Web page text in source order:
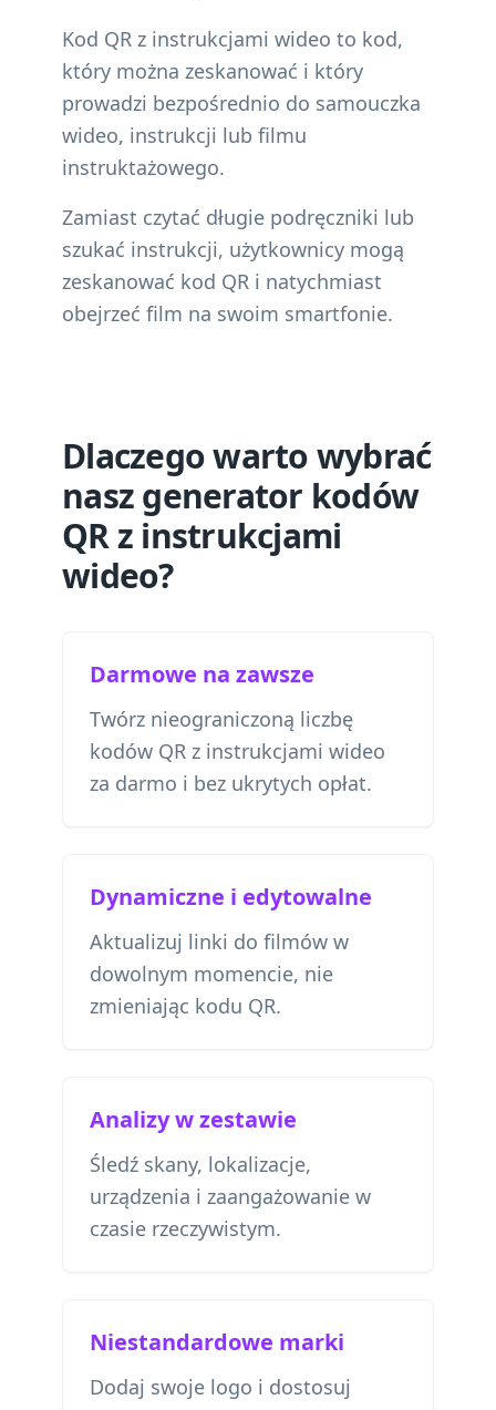
Kod QR z instrukcjami wideo to kod,
który można zeskanować i który
prowadzi bezpośrednio do samouczka
wideo, instrukcji lub filmu
instruktażowego.
Zamiast czytać długie podręczniki lub
szukać instrukcji, użytkownicy mogą
zeskanować kod QR i natychmiast
obejrzeć film na swoim smartfonie.
Dlaczego warto wybrać
nasz generator kodów
QR z instrukcjami
wideo?
Darmowe na zawsze
Twórz nieograniczoną liczbę
kodów QR z instrukcjami wideo
za darmo i bez ukrytych opłat.
Dynamiczne i edytowalne
Aktualizuj linki do filmów w
dowolnym momencie, nie
zmieniając kodu QR.
Analizy w zestawie
Śledź skany, lokalizacje,
urządzenia i zaangażowanie w
czasie rzeczywistym.
Niestandardowe marki
Dodaj swoje logo i dostosuj